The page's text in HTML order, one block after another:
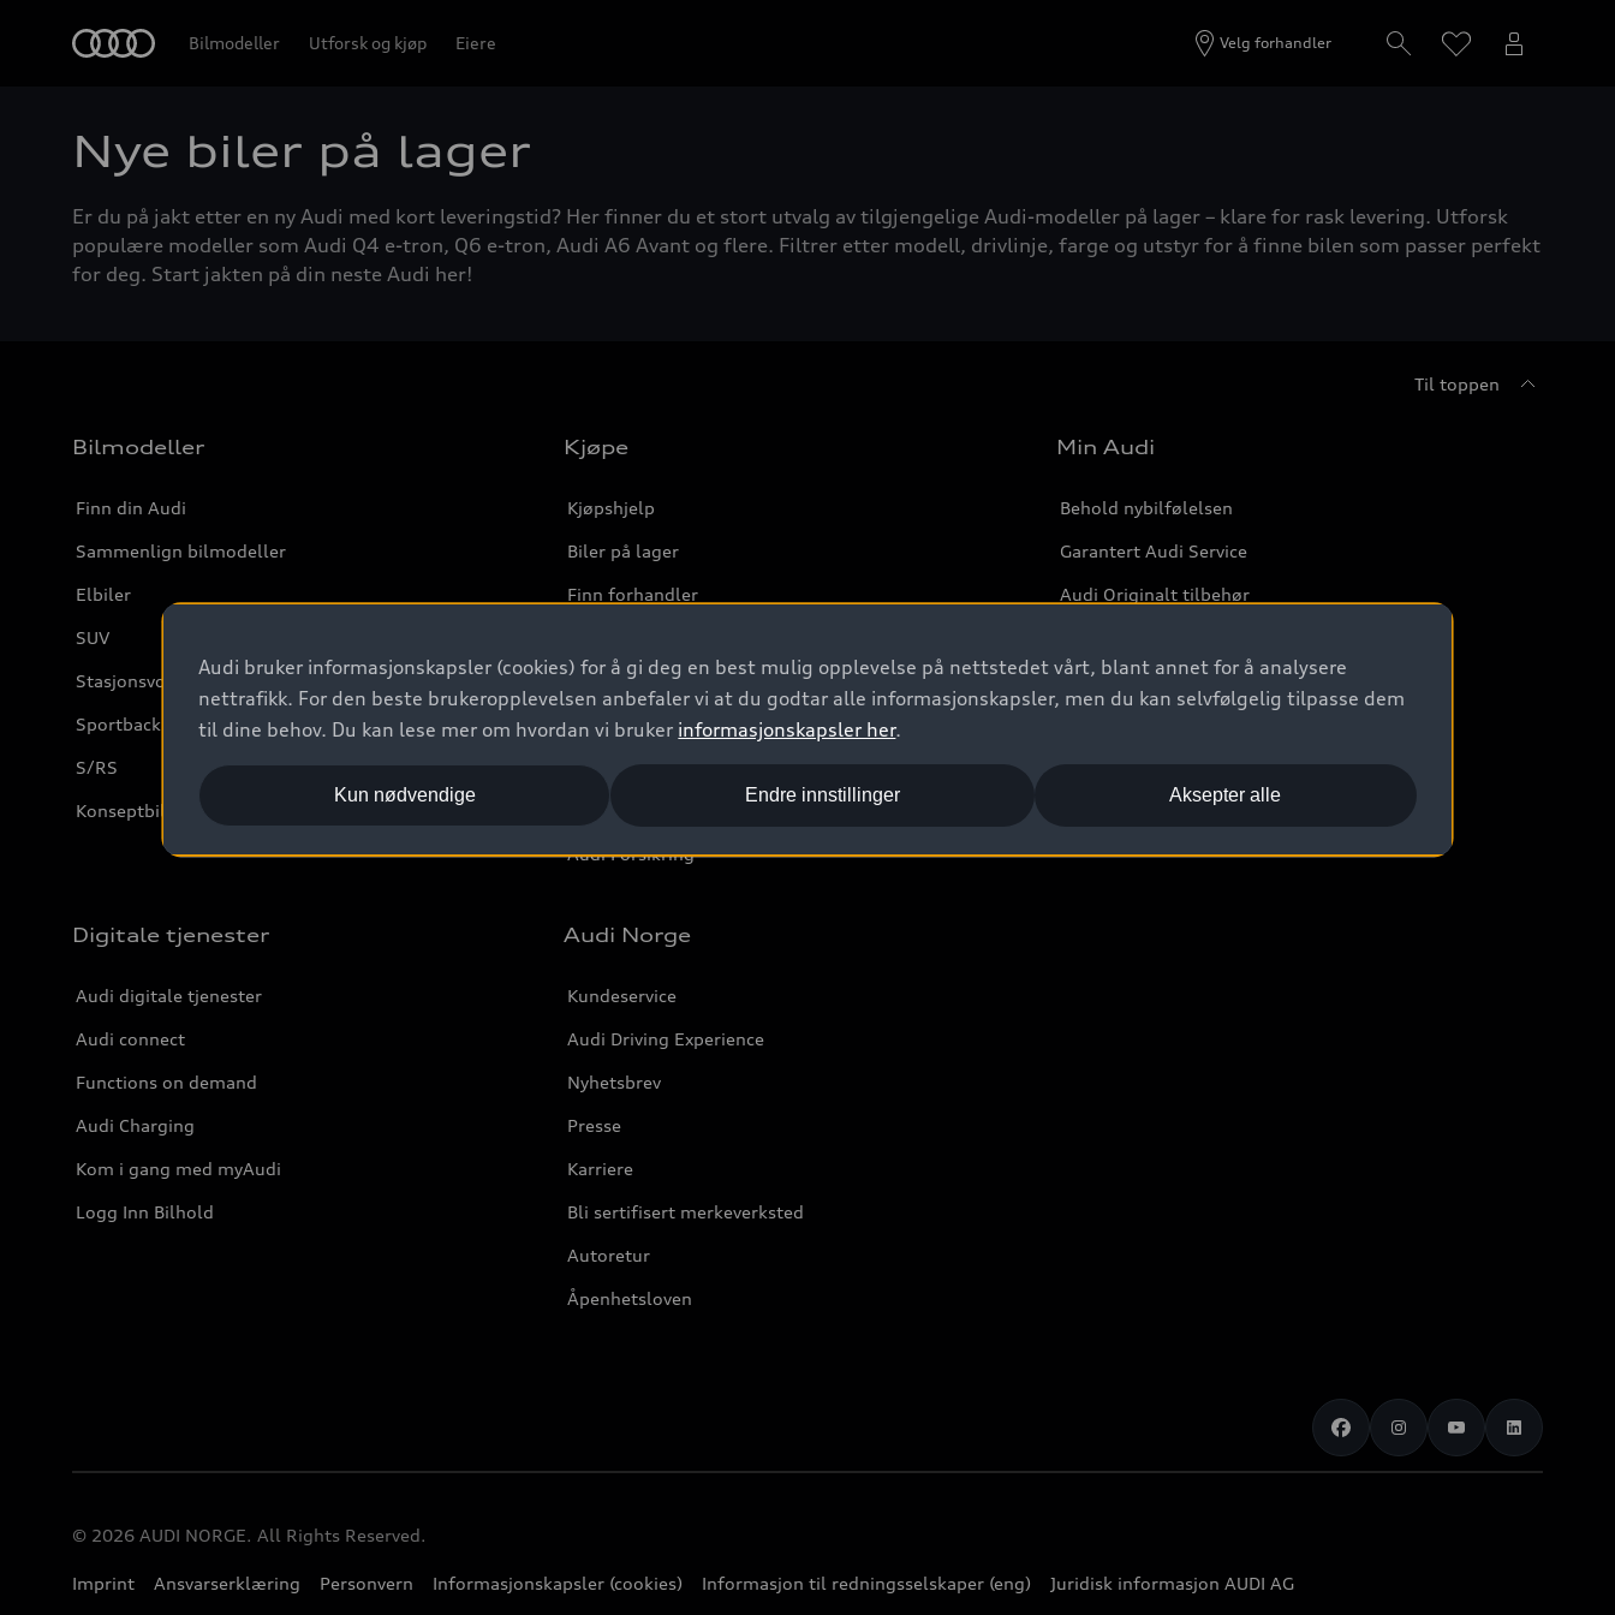
Bilmodeller Utforsk og kjøp Eiere Velg forhandler
Nye biler på lager
Er du på jakt etter en ny Audi med kort leveringstid? Her finner du et stort utvalg av tilgjengelige Audi-modeller på lager – klare for rask levering. Utforsk
populære modeller som Audi Q4 e-tron, Q6 e-tron, Audi A6 Avant og flere. Filtrer etter modell, drivlinje, farge og utstyr for å finne bilen som passer perfekt
for deg. Start jakten på din neste Audi her!
Til toppen
Bilmodeller
Finn din Audi
Sammenlign bilmodeller
Elbiler
SUV
Stasjonsvogn
Sportback
S/RS
Konseptbiler og prototyper
Kjøpe
Kjøpshjelp
Biler på lager
Finn forhandler
Kontakt forhandler
Prislister
Leasing
Bilgarantier
Audi Forsikring
Min Audi
Behold nybilfølelsen
Garantert Audi Service
Audi Originalt tilbehør
Digitale tjenester
Audi digitale tjenester
Audi connect
Functions on demand
Audi Charging
Kom i gang med myAudi
Logg Inn Bilhold
Audi Norge
Kundeservice
Audi Driving Experience
Nyhetsbrev
Presse
Karriere
Bli sertifisert merkeverksted
Autoretur
Åpenhetsloven
© 2026 AUDI NORGE. All Rights Reserved.
Imprint Ansvarserklæring Personvern Informasjonskapsler (cookies) Informasjon til redningsselskaper (eng) Juridisk informasjon AUDI AG
Audi bruker informasjonskapsler (cookies) for å gi deg en best mulig opplevelse på nettstedet vårt, blant annet for å analysere
nettrafikk. For den beste brukeropplevelsen anbefaler vi at du godtar alle informasjonskapsler, men du kan selvfølgelig tilpasse dem
til dine behov. Du kan lese mer om hvordan vi bruker informasjonskapsler her.
Aksepter alle
Kun nødvendige Endre innstillinger